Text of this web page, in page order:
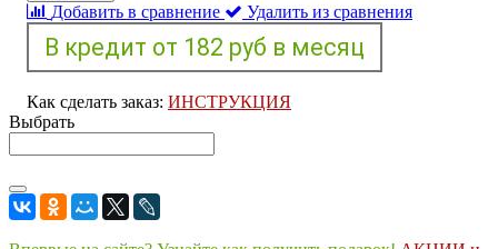
Добавить в сравнение Удалить из сравнения
Как сделать заказ: ИНСТРУКЦИЯ
Выбрать